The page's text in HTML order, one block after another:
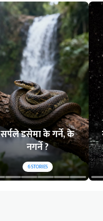
सर्पले डसेमा के गर्ने, के
नगर्ने ?
6STORIES